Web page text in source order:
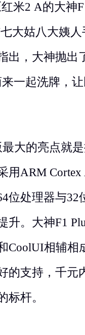
米2 A的大神
大姑八大姨
出，大神抛出
一起洗牌，
最大的亮点就
用ARM
位处理器与32
升。大神F1
CoolUI相辅相
的支持，千元
标杆。